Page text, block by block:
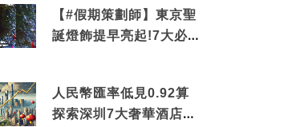
【#假期策劃師】東京聖
誕燈飾提早亮起!7大必去
人民幣匯率低見0.92算
探索深圳7大奢華酒店體